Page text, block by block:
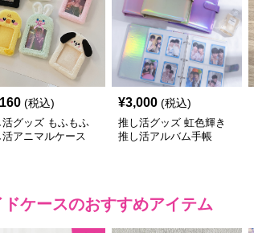
(税込)
活グッズ もふもふ
活アニマルケース
¥3,000 (税込)
推し活グッズ 虹色輝き
推し活アルバム手帳
ケースのおすすめアイテム